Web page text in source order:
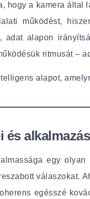
hogy a kamera
működést,
adat alapon
ritmusát –
alapot,
és
egy olyan
válaszokat.
egésszé